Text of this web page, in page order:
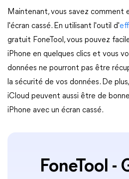
Maintenant, vous savez comment
l'écran cassé. En utilisant l'outil d'
gratuit FoneTool, vous pouvez
iPhone en quelques clics et vous
données ne pourront pas être
la sécurité de vos données. De
iCloud peuvent aussi être de
iPhone avec un écran cassé.
FoneTool -